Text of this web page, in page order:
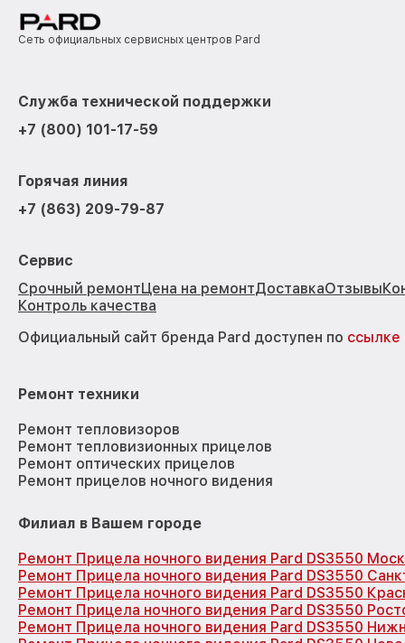
Сеть официальных сервисных центров Pard
Служба технической поддержки
+7 (800) 101-17-59
Горячая линия
+7 (863) 209-79-87
Сервис
Срочный ремонтЦена на ремонтДоставкаОтзывы
Контроль качества
Официальный сайт бренда Pard доступен по ссылке
Ремонт техники
Ремонт тепловизоров
Ремонт тепловизионных прицелов
Ремонт оптических прицелов
Ремонт прицелов ночного видения
Филиал в Вашем городе
Ремонт Прицела ночного видения Pard DS3550
Ремонт Прицела ночного видения Pard DS3550
Ремонт Прицела ночного видения Pard DS3550
Ремонт Прицела ночного видения Pard DS3550
Ремонт Прицела ночного видения Pard DS3550